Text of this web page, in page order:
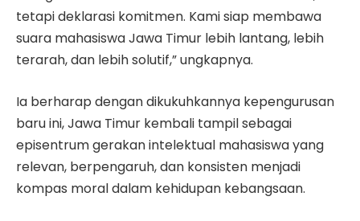
tetapi deklarasi komitmen. Kami siap membawa
suara mahasiswa Jawa Timur lebih lantang, lebih
terarah, dan lebih solutif,” ungkapnya.
Ia berharap dengan dikukuhkannya kepengurusan
baru ini, Jawa Timur kembali tampil sebagai
episentrum gerakan intelektual mahasiswa yang
relevan, berpengaruh, dan konsisten menjadi
kompas moral dalam kehidupan kebangsaan.